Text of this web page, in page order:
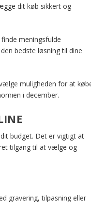
dit køb sikkert og
meningsfulde
bedste løsning til dine
muligheden for at
i december.
budget. Det er vigtigt at
tilgang til at vælge og
gravering, tilpasning eller